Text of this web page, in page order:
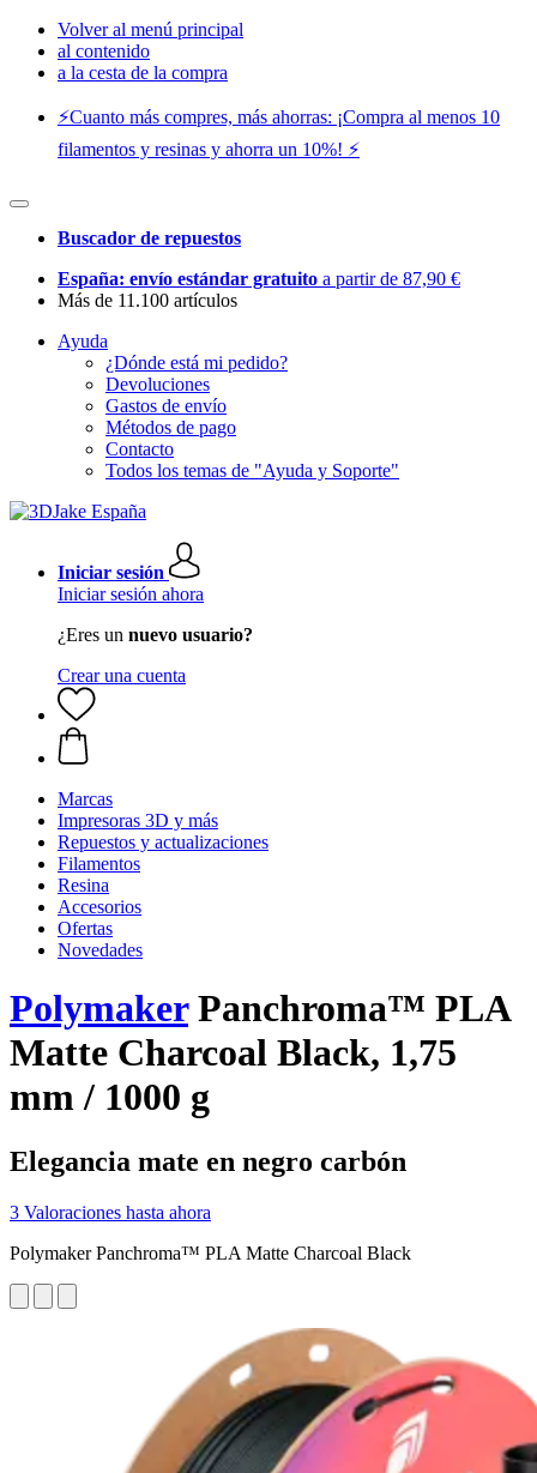
Volver al menú principal
al contenido
a la cesta de la compra
⚡️Cuanto más compres, más ahorras: ¡Compra al menos 10
filamentos y resinas y ahorra un 10%! ⚡️
Buscador de repuestos
España: envío estándar gratuito a partir de 87,90 €
Más de 11.100 artículos
Ayuda
¿Dónde está mi pedido?
Devoluciones
Gastos de envío
Métodos de pago
Contacto
Todos los temas de "Ayuda y Soporte"
Iniciar sesión
Iniciar sesión ahora
¿Eres un nuevo usuario?
Crear una cuenta
Marcas
Impresoras 3D y más
Repuestos y actualizaciones
Filamentos
Resina
Accesorios
Ofertas
Novedades
PolymakerPanchroma™ PLA
Matte Charcoal Black, 1,75
mm / 1000 g
Elegancia mate en negro carbón
3 Valoraciones hasta ahora
Polymaker Panchroma™ PLA Matte Charcoal Black